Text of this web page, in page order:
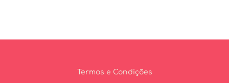
Termos e Condições